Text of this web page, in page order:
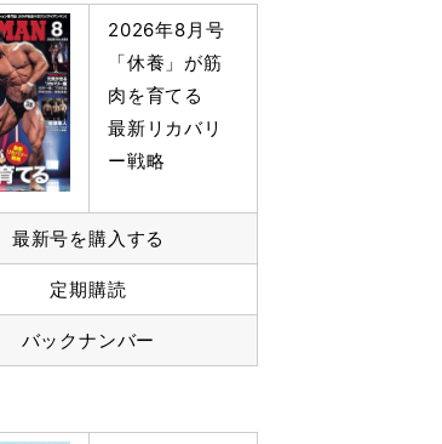
2026年8月号
「休養」が筋
肉を育てる
最新リカバリ
ー戦略
最新号を購入する
定期購読
バックナンバー